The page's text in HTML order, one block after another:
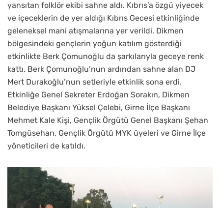
yansıtan folklör ekibi sahne aldı. Kıbrıs’a özgü yiyecek
ve içeceklerin de yer aldığı Kıbrıs Gecesi etkinliğinde
geleneksel mani atışmalarına yer verildi. Dikmen
bölgesindeki gençlerin yoğun katılım gösterdiği
etkinlikte Berk Çomunoğlu da şarkılarıyla geceye renk
kattı. Berk Çomunoğlu’nun ardından sahne alan DJ
Mert Durakoğlu’nun setleriyle etkinlik sona erdi.
Etkinliğe Genel Sekreter Erdoğan Sorakın, Dikmen
Belediye Başkanı Yüksel Çelebi, Girne İlçe Başkanı
Mehmet Kale Kişi, Gençlik Örgütü Genel Başkanı Şehan
Tomgüsehan, Gençlik Örgütü MYK üyeleri ve Girne İlçe
yöneticileri de katıldı.